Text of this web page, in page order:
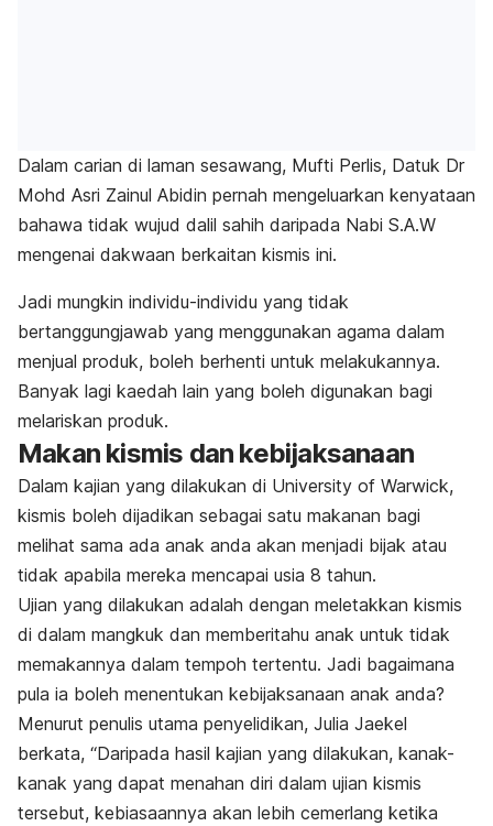
Dalam carian di laman sesawang, Mufti Perlis, Datuk Dr
Mohd Asri Zainul Abidin pernah mengeluarkan kenyataan
bahawa tidak wujud dalil sahih daripada Nabi S.A.W
mengenai dakwaan berkaitan kismis ini.
Jadi mungkin individu-individu yang tidak
bertanggungjawab yang menggunakan agama dalam
menjual produk, boleh berhenti untuk melakukannya.
Banyak lagi kaedah lain yang boleh digunakan bagi
melariskan produk.
Makan kismis dan kebijaksanaan
Dalam kajian yang dilakukan di University of Warwick,
kismis boleh dijadikan sebagai satu makanan bagi
melihat sama ada anak anda akan menjadi bijak atau
tidak apabila mereka mencapai usia 8 tahun.
Ujian yang dilakukan adalah dengan meletakkan kismis
di dalam mangkuk dan memberitahu anak untuk tidak
memakannya dalam tempoh tertentu. Jadi bagaimana
pula ia boleh menentukan kebijaksanaan anak anda?
Menurut penulis utama penyelidikan, Julia Jaekel
berkata, “Daripada hasil kajian yang dilakukan, kanak-
kanak yang dapat menahan diri dalam ujian kismis
tersebut, kebiasaannya akan lebih cemerlang ketika